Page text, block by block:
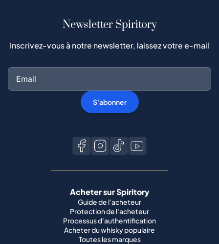
Newsletter Spiritory
Inscrivez-vous à notre newsletter, laissez votre e-mail
S'abonner
Acheter sur Spiritory
Guide de l'acheteur
Protection de l'acheteur
Processus d'authentification
Acheter du whisky populaire
Toutes les marques